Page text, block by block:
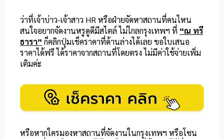
ว่าที่เจ้าบ่าว-เจ้าสาว HR หรือฝ่ายจัดหาสถานที่คนไหน
สนใจอยากจัดงานหรูดูดีมีสไตล์ ไม่ไกลกรุงเทพฯ ที่ “ณ ทรี
ธารา” ก็คลิกปุ่มเช็คราคาที่ด้านล่างได้เลย ขอใบเสนอ
ราคาได้ฟรี ได้ราคาจากสถานที่โดยตรง ไม่มีค่าใช้จ่ายเพิ่ม
เติมค่ะ
หรือหากใครมองหาสถานที่จัดงานในกรุงเทพฯ หรือโซน